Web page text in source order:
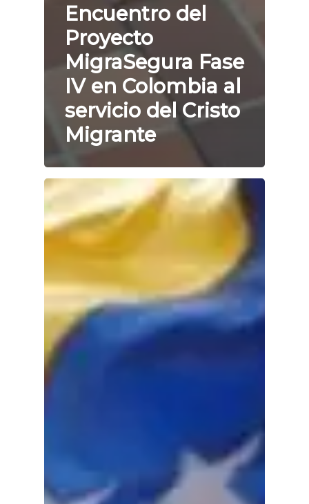
Encuentro del
Proyecto
MigraSegura Fase
IV en Colombia al
servicio del Cristo
Migrante